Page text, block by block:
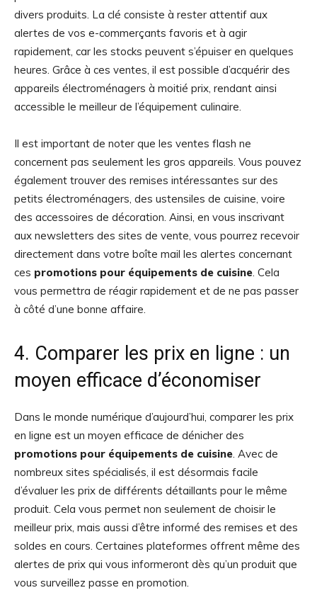
divers produits. La clé consiste à rester attentif aux
alertes de vos e-commerçants favoris et à agir
rapidement, car les stocks peuvent s’épuiser en quelques
heures. Grâce à ces ventes, il est possible d’acquérir des
appareils électroménagers à moitié prix, rendant ainsi
accessible le meilleur de l’équipement culinaire.
Il est important de noter que les ventes flash ne
concernent pas seulement les gros appareils. Vous pouvez
également trouver des remises intéressantes sur des
petits électroménagers, des ustensiles de cuisine, voire
des accessoires de décoration. Ainsi, en vous inscrivant
aux newsletters des sites de vente, vous pourrez recevoir
directement dans votre boîte mail les alertes concernant
ces promotions pour équipements de cuisine. Cela
vous permettra de réagir rapidement et de ne pas passer
à côté d’une bonne affaire.
4. Comparer les prix en ligne : un
moyen efficace d’économiser
Dans le monde numérique d’aujourd’hui, comparer les prix
en ligne est un moyen efficace de dénicher des
promotions pour équipements de cuisine. Avec de
nombreux sites spécialisés, il est désormais facile
d’évaluer les prix de différents détaillants pour le même
produit. Cela vous permet non seulement de choisir le
meilleur prix, mais aussi d’être informé des remises et des
soldes en cours. Certaines plateformes offrent même des
alertes de prix qui vous informeront dès qu’un produit que
vous surveillez passe en promotion.